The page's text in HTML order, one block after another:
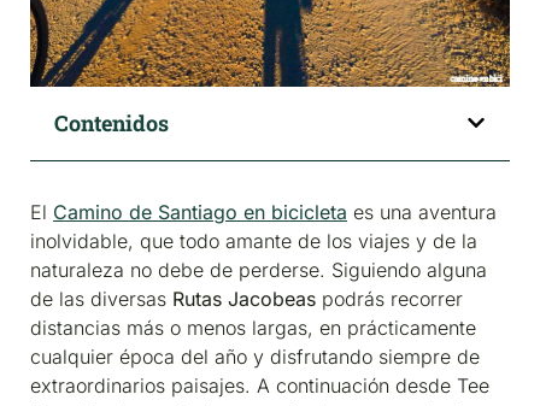
Contenidos
El Camino de Santiago en bicicleta es una aventura
inolvidable, que todo amante de los viajes y de la
naturaleza no debe de perderse. Siguiendo alguna
de las diversas Rutas Jacobeas podrás recorrer
distancias más o menos largas, en prácticamente
cualquier época del año y disfrutando siempre de
extraordinarios paisajes. A continuación desde Tee